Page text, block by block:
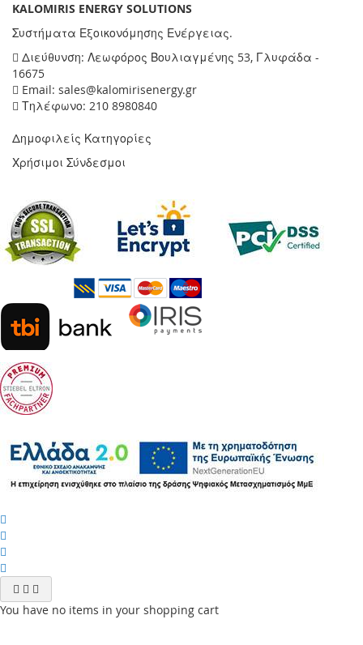
KALOMIRIS ENERGY SOLUTIONS
Συστήματα Εξοικονόμησης Ενέργειας.
Διεύθυνση: Λεωφόρος Βουλιαγμένης 53, Γλυφάδα -
16675
Email: sales@kalomirisenergy.gr
Τηλέφωνο: 210 8980840
Δημοφιλείς Κατηγορίες
Χρήσιμοι Σύνδεσμοι
You have no items in your shopping cart